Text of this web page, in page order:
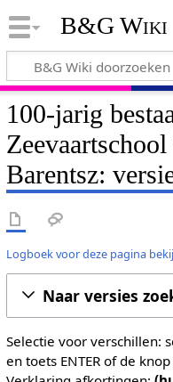
B&G Wiki
100-jarig
Barentsz:
Logboek voor deze pagina
Naar versies
Selectie voor verschillen:
en toets ENTER of de